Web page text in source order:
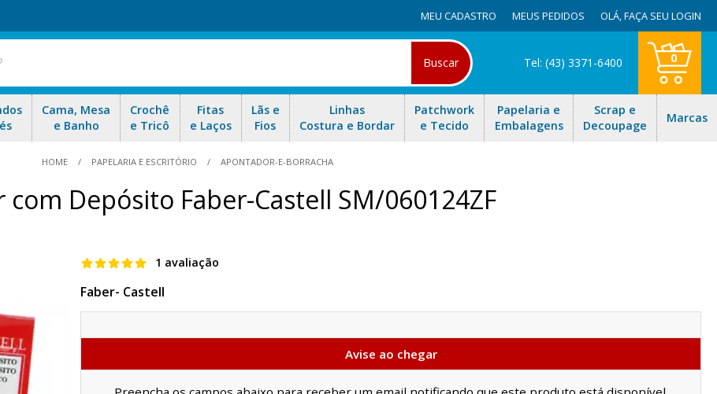
MEU CADASTRO MEUS PEDIDOS OLÁ,FAÇA SEU LOGIN
Buscar Tel: (43) 3371-6400 0
Cama, Mesa
e Banho
Crochê
e Tricô
Fitas
e Laços
Lãs e
Fios
Linhas
Costura e Bordar
Patchwork
e Tecido
Papelaria e
Embalagens
Scrap e
Decoupage
Marcas
HOME PAPELARIA E ESCRITÓRIO APONTADOR-E-BORRACHA
Depósito Faber-Castell SM/060124ZF
1 avaliação
Faber- Castell
Avise ao chegar